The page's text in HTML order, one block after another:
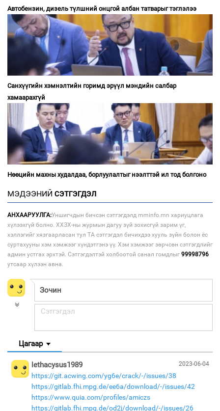
Автобензин, дизель түлшний онцгой албан татварыг тэглэлээ
Санхүүгийн хэмнэлтийн горимд эрүүл мэндийн салбар
хамаарахгүй
Нөөцийн махны худалдаа, борлуулалтыг нээлттэй ил тод болгоно
МЭДЭЭНИЙ СЭТГЭГДЭЛ
АНХААРУУЛГА:Уншигчдын бичсэн сэтгэгдэлд mminfo.mn хариуцлага
хүлээхгүй болно. ХХЗХ-ны журмын дагуу зүй зохисгүй зарим үг,
хэллэгийг хязгаарласан тул ТА сэтгэгдэл бичихдээ хууль зүйн болон ёс
суртахууны хэм хэмжээг хүндэтгэнэ үү. Хэм хэмжээг зөрчсөн сэтгэгдлийг
админ устгах эрхтэй. Сэтгэгдэлтэй холбоотой санал гомдлыг 99998796
утсаар хүлээн авна.
Цагаар
2023-06-04
lethacysus1989
https://git.acwing.com/yg6e/crack/-/issues/38
https://gitlab.fhi.mpg.de/ee6a/download/-/issues/42
https://www.quia.com/profiles/amiczs
https://gitlab.fhi.mpg.de/od2j/download/-/issues/26